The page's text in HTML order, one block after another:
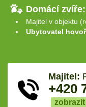
Domácí zvíře:
Majitel v objektu
Ubytovatel
Majitel:
+420